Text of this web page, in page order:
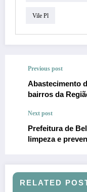
Vile Pl
Previous post
Abastecimento
bairros da
Next post
Prefeitura de
limpeza e
RELATED